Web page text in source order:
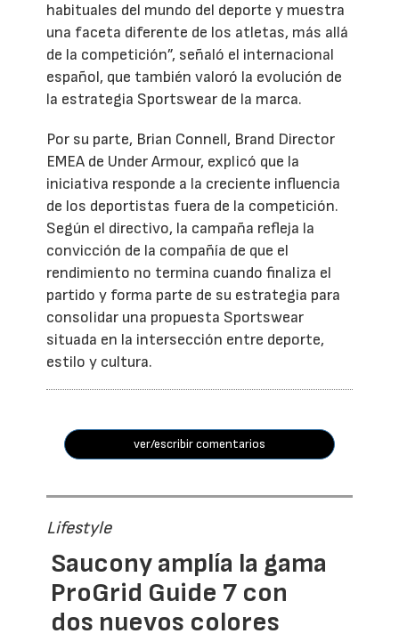
habituales del mundo del deporte y muestra
una faceta diferente de los atletas, más allá
de la competición”, señaló el internacional
español, que también valoró la evolución de
la estrategia Sportswear de la marca.
Por su parte, Brian Connell, Brand Director
EMEA de Under Armour, explicó que la
iniciativa responde a la creciente influencia
de los deportistas fuera de la competición.
Según el directivo, la campaña refleja la
convicción de la compañía de que el
rendimiento no termina cuando finaliza el
partido y forma parte de su estrategia para
consolidar una propuesta Sportswear
situada en la intersección entre deporte,
estilo y cultura.
ver/escribir comentarios
Lifestyle
Saucony amplía la gama
ProGrid Guide 7 con
dos nuevos colores